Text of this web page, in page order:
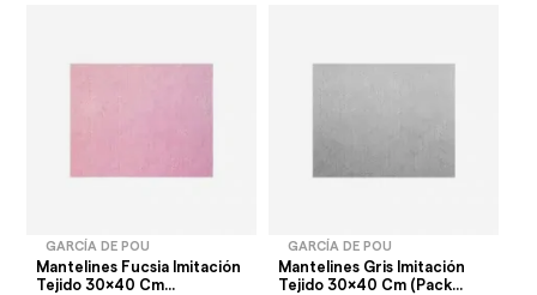
GARCÍA DE POU
Mantelines Fucsia Imitación
Tejido 30x40 Cm...
GARCÍA DE POU
Mantelines Gris Imitación
Tejido 30x40 Cm (Pack...